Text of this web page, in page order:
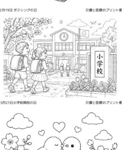
2026-05-8